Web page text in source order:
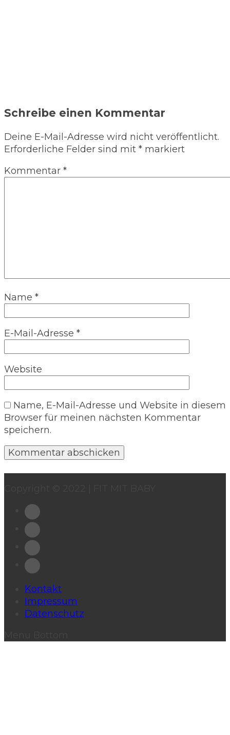
Schreibe einen Kommentar
Deine E-Mail-Adresse wird nicht veröffentlicht.
Erforderliche Felder sind mit * markiert
Kommentar *
Name *
E-Mail-Adresse *
Website
Name, E-Mail-Adresse und Website in diesem
Browser für meinen nächsten Kommentar
speichern.
Kontakt
Impressum
Datenschutz